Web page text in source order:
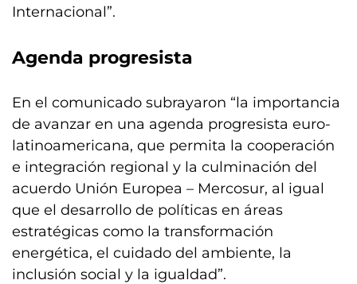
Internacional”.
Agenda progresista
En el comunicado subrayaron “la importancia
de avanzar en una agenda progresista euro-
latinoamericana, que permita la cooperación
e integración regional y la culminación del
acuerdo Unión Europea – Mercosur, al igual
que el desarrollo de políticas en áreas
estratégicas como la transformación
energética, el cuidado del ambiente, la
inclusión social y la igualdad”.